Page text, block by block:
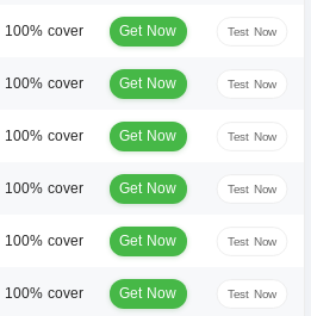
100% cover Get Now Test Now
100% cover Get Now Test Now
100% cover Get Now Test Now
100% cover Get Now Test Now
100% cover Get Now Test Now
100% cover Get Now Test Now